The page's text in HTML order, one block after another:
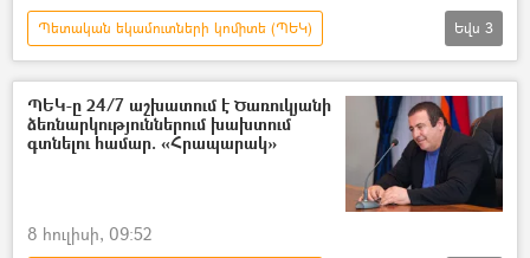
Պետական եկամուտների կոմիտե (ՊԵԿ)
մարզասրահ
Գագիկ Ծառուկյան
հարկեր
Եվս 3
ՊԵԿ-ը 24/7 աշխատում է Ծառուկյանի
ձեռնարկություններում խախտում
գտնելու համար. «Հրապարակ»
8 հուլիսի, 09:52